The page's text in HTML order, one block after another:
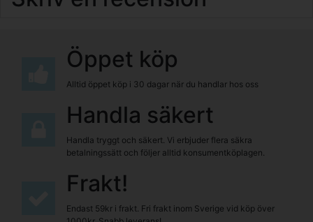
Öppet köp
Alltid öppet köp i 30 dagar när du handlar hos oss
Handla säkert
Handla tryggt och säkert. Vi erbjuder flera säkra
betalningssätt och följer alltid konsumentköplagen.
Frakt!
Endast 59kr i frakt. Fri frakt inom Sverige vid köp över